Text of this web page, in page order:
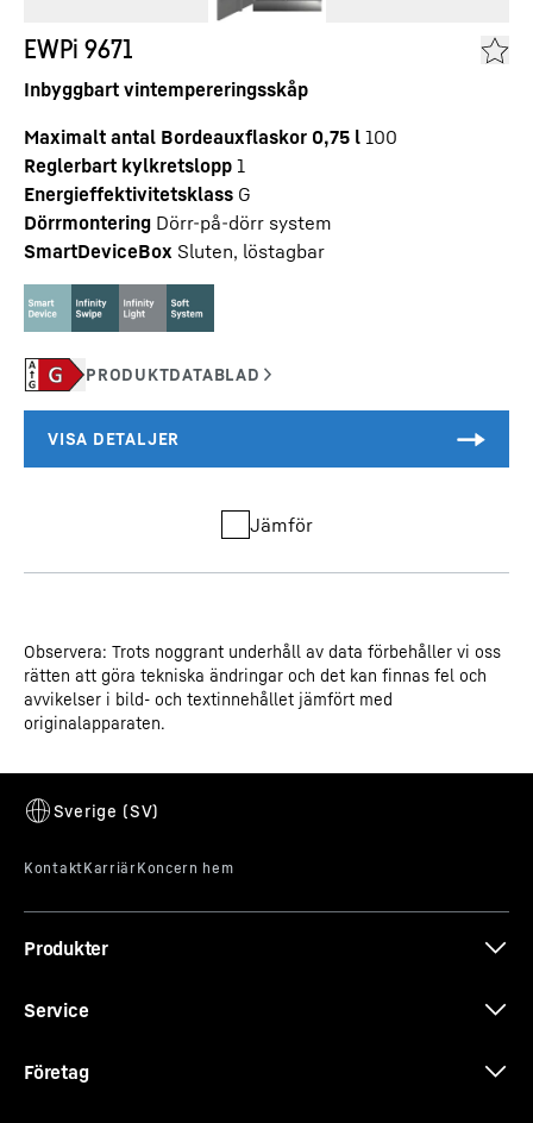
EWPi 9671
Inbyggbart vintempereringsskåp
Maximalt antal Bordeauxflaskor 0,75 l 100
Reglerbart kylkretslopp 1
Energieffektivitetsklass G
Dörrmontering Dörr-på-dörr system
SmartDeviceBox Sluten, löstagbar
Jämför
Observera: Trots noggrant underhåll av data förbehåller vi oss
rätten att göra tekniska ändringar och det kan finnas fel och
avvikelser i bild- och textinnehållet jämfört med
originalapparaten.
Produkter
Service
Företag